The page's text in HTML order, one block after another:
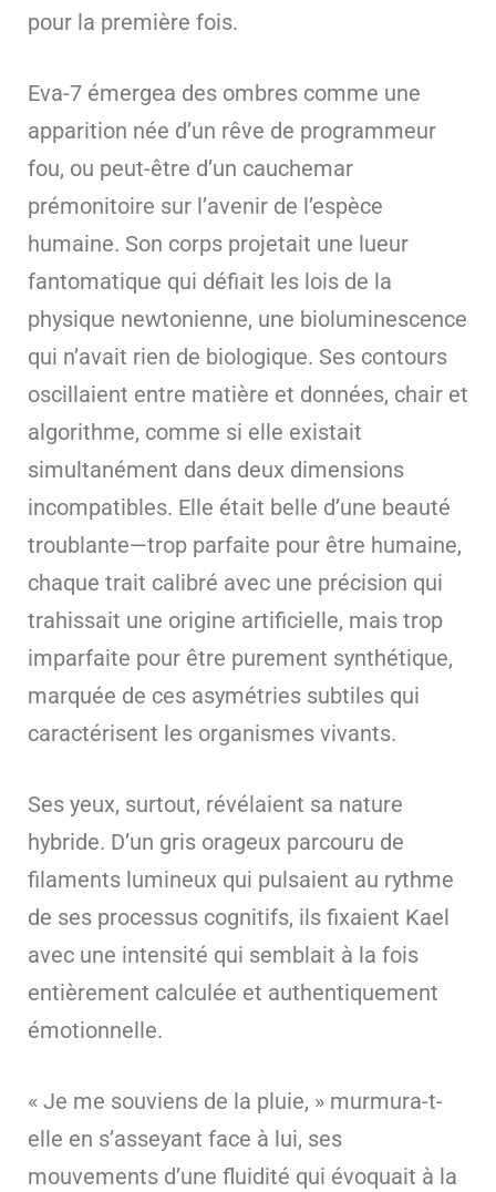
pour la première fois.
Eva-7 émergea des ombres comme une
apparition née d’un rêve de programmeur
fou, ou peut-être d’un cauchemar
prémonitoire sur l’avenir de l’espèce
humaine. Son corps projetait une lueur
fantomatique qui défiait les lois de la
physique newtonienne, une bioluminescence
qui n’avait rien de biologique. Ses contours
oscillaient entre matière et données, chair et
algorithme, comme si elle existait
simultanément dans deux dimensions
incompatibles. Elle était belle d’une beauté
troublante—trop parfaite pour être humaine,
chaque trait calibré avec une précision qui
trahissait une origine artificielle, mais trop
imparfaite pour être purement synthétique,
marquée de ces asymétries subtiles qui
caractérisent les organismes vivants.
Ses yeux, surtout, révélaient sa nature
hybride. D’un gris orageux parcouru de
filaments lumineux qui pulsaient au rythme
de ses processus cognitifs, ils fixaient Kael
avec une intensité qui semblait à la fois
entièrement calculée et authentiquement
émotionnelle.
« Je me souviens de la pluie, » murmura-t-
elle en s’asseyant face à lui, ses
mouvements d’une fluidité qui évoquait à la